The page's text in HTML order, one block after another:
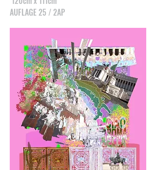
AUFLAGE 25 / 2AP